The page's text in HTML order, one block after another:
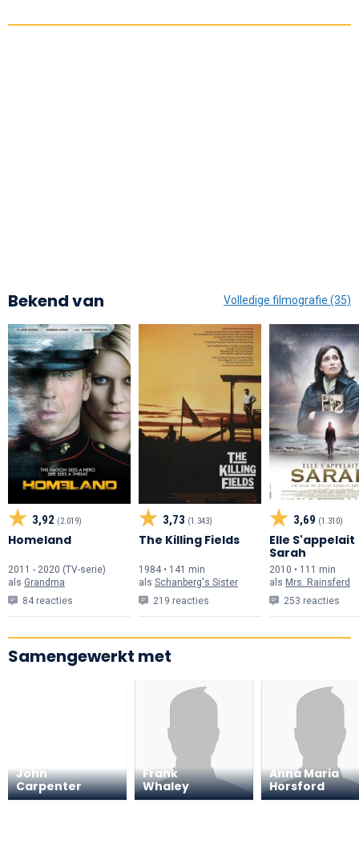
Bekend van Volledige filmografie (35)
3,92 (2.019)
Homeland
2011 - 2020 (TV-serie)
als Grandma
84 reacties
3,73 (1.343)
The Killing Fields
1984 • 141 min
als Schanberg's Sister
219 reacties
3,69 (1.310)
Elle S'appelait
Sarah
2010 • 111 min
als Mrs. Rainsferd
253 reacties
Samengewerkt met
John
Carpenter
Frank
Whaley
Anna Maria
Horsford